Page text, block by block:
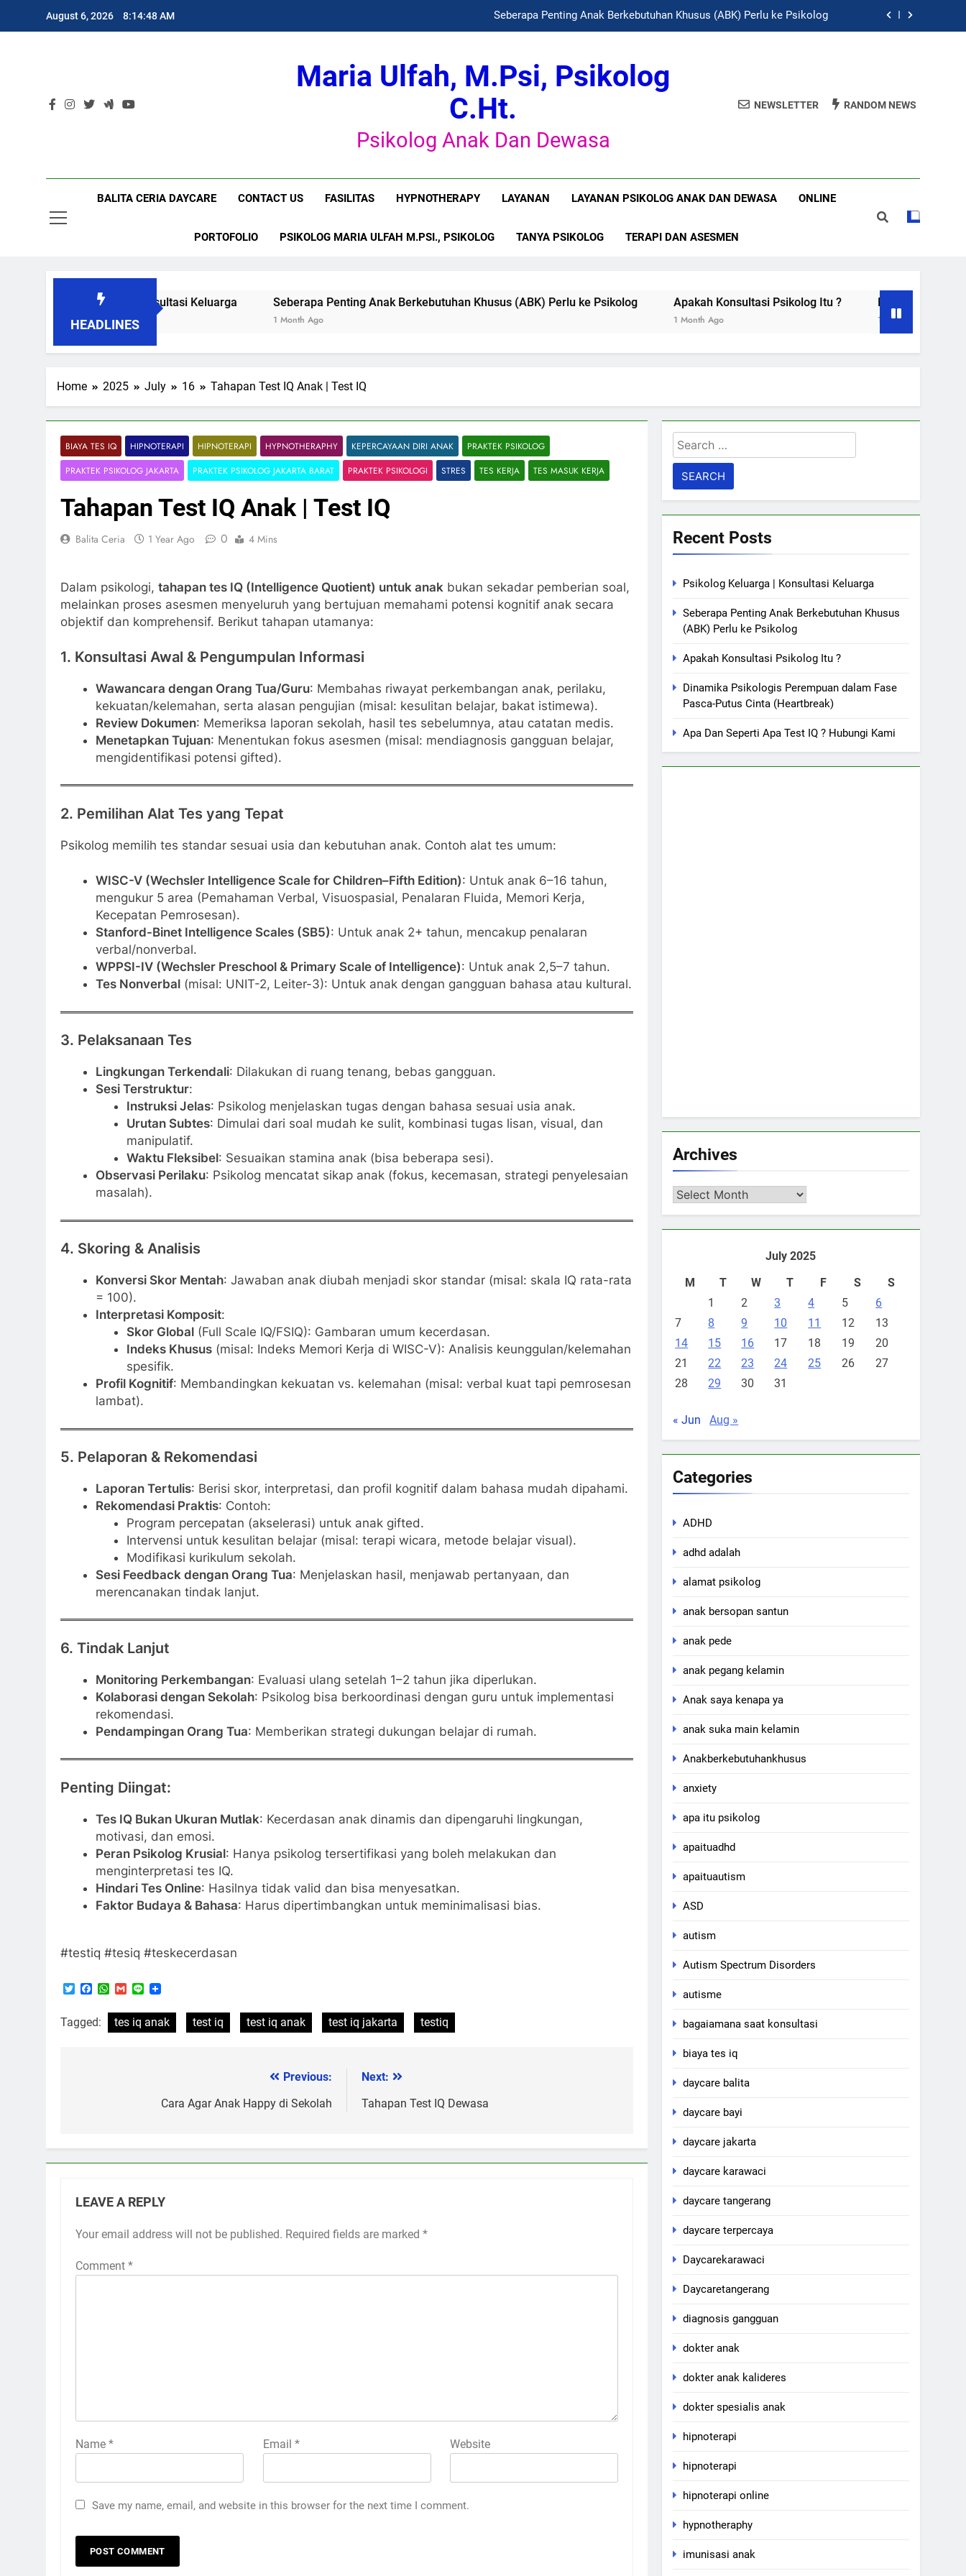
August 6, 2026 8:14:49 AM Seberapa Penting Anak Berkebutuhan Khusus (ABK) Perlu ke Psikolog
Dinamika Psikologis Perempuan dalam Fase Pasca-Putus Cinta (Heartbreak)
Psikolog Keluarga | Konsultasi Keluarga
Seberapa Penting Anak Berkebutuhan Khusus (ABK) Perlu ke Psikolog
Dinamika Psikologis Perempuan dalam Fase Pasca-Putus Cinta (Heartbreak)
Maria Ulfah, M.Psi, Psikolog
C.Ht.
Psikolog Anak Dan Dewasa
NEWSLETTER RANDOM NEWS
BALITA CERIA DAYCARE CONTACT US FASILITAS HYPNOTHERAPY LAYANAN LAYANAN PSIKOLOG ANAK DAN DEWASA ONLINE
PORTOFOLIO PSIKOLOG MARIA ULFAH M.PSI., PSIKOLOG TANYA PSIKOLOG TERAPI DAN ASESMEN
HEADLINES
Keluarga | Konsultasi Keluarga Seberapa Penting Anak Berkebutuhan Khusus (ABK) Perlu ke Psikolog Apakah Konsultasi Psikolog Itu ? Dinamika Psikologis
Home 2025 July 16 Tahapan Test IQ Anak | Test IQ
BIAYA TES IQ HIPNOTERAPI HIPNOTERAPI HYPNOTHERAPHY KEPERCAYAAN DIRI ANAK
PRAKTEK PSIKOLOG
PRAKTEK PSIKOLOG JAKARTA
PRAKTEK PSIKOLOG JAKARTA BARAT PRAKTEK PSIKOLOGI STRES TES KERJA TES MASUK KERJA
Tahapan Test IQ Anak | Test IQ
Balita Ceria 1 Year Ago 0 4 Mins
Dalam psikologi, tahapan tes IQ (Intelligence Quotient) untuk anak bukan sekadar pemberian soal,
melainkan proses asesmen menyeluruh yang bertujuan memahami potensi kognitif anak secara
objektif dan komprehensif. Berikut tahapan utamanya:
1. Konsultasi Awal & Pengumpulan Informasi
Wawancara dengan Orang Tua/Guru: Membahas riwayat perkembangan anak, perilaku,
kekuatan/kelemahan, serta alasan pengujian (misal: kesulitan belajar, bakat istimewa).
Review Dokumen: Memeriksa laporan sekolah, hasil tes sebelumnya, atau catatan medis.
Menetapkan Tujuan: Menentukan fokus asesmen (misal: mendiagnosis gangguan belajar,
mengidentifikasi potensi gifted).
2. Pemilihan Alat Tes yang Tepat
Psikolog memilih tes standar sesuai usia dan kebutuhan anak. Contoh alat tes umum:
WISC-V (Wechsler Intelligence Scale for Children–Fifth Edition): Untuk anak 6–16 tahun,
mengukur 5 area (Pemahaman Verbal, Visuospasial, Penalaran Fluida, Memori Kerja,
Kecepatan Pemrosesan).
Stanford-Binet Intelligence Scales (SB5): Untuk anak 2+ tahun, mencakup penalaran
verbal/nonverbal.
WPPSI-IV (Wechsler Preschool & Primary Scale of Intelligence): Untuk anak 2,5–7 tahun.
Tes Nonverbal(misal: UNIT-2, Leiter-3): Untuk anak dengan gangguan bahasa atau kultural.
3. Pelaksanaan Tes
Lingkungan Terkendali: Dilakukan di ruang tenang, bebas gangguan.
Sesi Terstruktur:
Instruksi Jelas: Psikolog menjelaskan tugas dengan bahasa sesuai usia anak.
Urutan Subtes: Dimulai dari soal mudah ke sulit, kombinasi tugas lisan, visual, dan
manipulatif.
Waktu Fleksibel: Sesuaikan stamina anak (bisa beberapa sesi).
Observasi Perilaku: Psikolog mencatat sikap anak (fokus, kecemasan, strategi penyelesaian
masalah).
4. Skoring & Analisis
Konversi Skor Mentah: Jawaban anak diubah menjadi skor standar (misal: skala IQ rata-rata
= 100).
Interpretasi Komposit:
Skor Global(Full Scale IQ/FSIQ): Gambaran umum kecerdasan.
Indeks Khusus(misal: Indeks Memori Kerja di WISC-V): Analisis keunggulan/kelemahan
spesifik.
Profil Kognitif: Membandingkan kekuatan vs. kelemahan (misal: verbal kuat tapi pemrosesan
lambat).
5. Pelaporan & Rekomendasi
Laporan Tertulis: Berisi skor, interpretasi, dan profil kognitif dalam bahasa mudah dipahami.
Rekomendasi Praktis: Contoh:
Program percepatan (akselerasi) untuk anak gifted.
Intervensi untuk kesulitan belajar (misal: terapi wicara, metode belajar visual).
Modifikasi kurikulum sekolah.
Sesi Feedback dengan Orang Tua: Menjelaskan hasil, menjawab pertanyaan, dan
merencanakan tindak lanjut.
6. Tindak Lanjut
Monitoring Perkembangan: Evaluasi ulang setelah 1–2 tahun jika diperlukan.
Kolaborasi dengan Sekolah: Psikolog bisa berkoordinasi dengan guru untuk implementasi
rekomendasi.
Pendampingan Orang Tua: Memberikan strategi dukungan belajar di rumah.
Penting Diingat:
Tes IQ Bukan Ukuran Mutlak: Kecerdasan anak dinamis dan dipengaruhi lingkungan,
motivasi, dan emosi.
Peran Psikolog Krusial: Hanya psikolog tersertifikasi yang boleh melakukan dan
menginterpretasi tes IQ.
Hindari Tes Online: Hasilnya tidak valid dan bisa menyesatkan.
Faktor Budaya & Bahasa: Harus dipertimbangkan untuk meminimalisasi bias.
#testiq #tesiq #teskecerdasan
TwitterFacebook
WhatsApp
Gmail
Line
Tagged: tes iq anak test iq test iq anak test iq jakarta testiq
Previous:
Cara Agar Anak Happy di Sekolah
Next:
Tahapan Test IQ Dewasa
LEAVE A REPLY
Your email address will not be published. Required fields are marked *
Comment *
Name * Email * Website
Save my name, email, and website in this browser for the next time I comment.
Search
for:
Recent Posts
Psikolog Keluarga | Konsultasi Keluarga
Seberapa Penting Anak Berkebutuhan Khusus
(ABK) Perlu ke Psikolog
Apakah Konsultasi Psikolog Itu ?
Dinamika Psikologis Perempuan dalam Fase
Pasca-Putus Cinta (Heartbreak)
Apa Dan Seperti Apa Test IQ ? Hubungi Kami
Archives
Archives
July 2025
M
T W T F S
S
1
2 3 4 5
6
7
8 9 10 11 12
13
14
15 16 17 18 19
20
21
22 23 24 25 26
27
28
29 30 31
« Jun Aug »
Categories
ADHD
adhd adalah
alamat psikolog
anak bersopan santun
anak pede
anak pegang kelamin
Anak saya kenapa ya
anak suka main kelamin
Anakberkebutuhankhusus
anxiety
apa itu psikolog
apaituadhd
apaituautism
ASD
autism
Autism Spectrum Disorders
autisme
bagaiamana saat konsultasi
biaya tes iq
daycare balita
daycare bayi
daycare jakarta
daycare karawaci
daycare tangerang
daycare terpercaya
Daycarekarawaci
Daycaretangerang
diagnosis gangguan
dokter anak
dokter anak kalideres
dokter spesialis anak
hipnoterapi
hipnoterapi
hipnoterapi online
hypnotheraphy
imunisasi anak